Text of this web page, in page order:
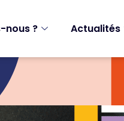
nous ? Actualités